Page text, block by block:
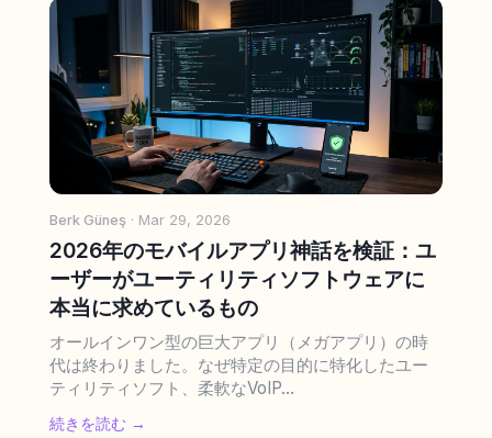
Berk Güneş · Mar 29, 2026
2026年のモバイルアプリ神話を検証：ユ
ーザーがユーティリティソフトウェアに
本当に求めているもの
オールインワン型の巨大アプリ（メガアプリ）の時
代は終わりました。なぜ特定の目的に特化したユー
ティリティソフト、柔軟なVoIP...
続きを読む →